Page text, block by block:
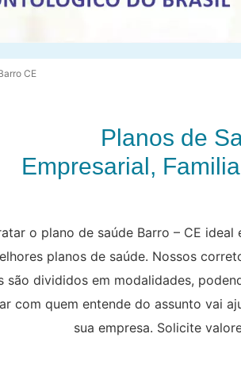
CE
Planos de
Empresarial,
o plano de saúde Barro – CE
planos de saúde. Nossos
são divididos em modalidades,
com quem entende do assunto vai
sua empresa. Solicite